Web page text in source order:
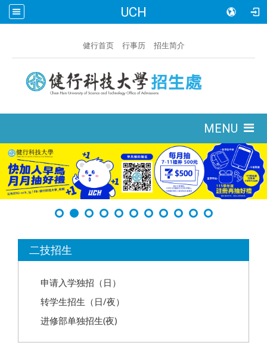
UCH
健行首页 行事历 招生简介
MENU
二技招生
申请入学独招（日）
转学生招生（日/夜）
进修部单独招生(夜)